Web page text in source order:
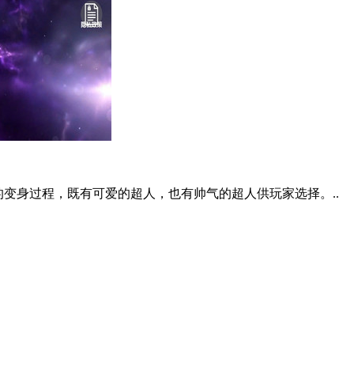
身过程，既有可爱的超人，也有帅气的超人供玩家选择。